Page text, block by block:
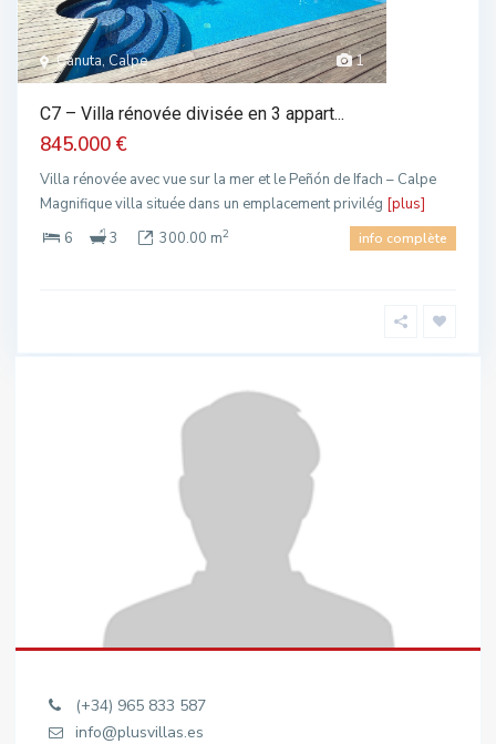
1
Canuta, Calpe
C7 – Villa rénovée divisée en 3 appart...
845.000 €
Villa rénovée avec vue sur la mer et le Peñón de Ifach – Calpe
Magnifique villa située dans un emplacement privilég [plus]
6
3 300.00 m2 info complète
(+34) 965 833 587
info@plusvillas.es